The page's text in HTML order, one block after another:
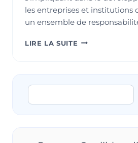
les entreprises et institutions
un ensemble de
LIRE LA SUITE
L’ENGAGEMENT
Rechercher